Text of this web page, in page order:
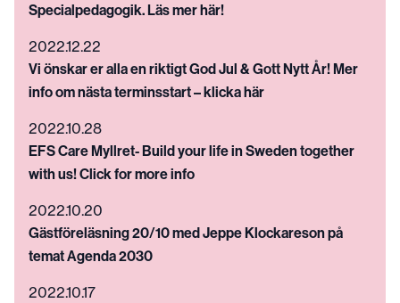
Specialpedagogik. Läs mer här!
2022.12.22
Vi önskar er alla en riktigt God Jul & Gott Nytt År! Mer
info om nästa terminsstart – klicka här
2022.10.28
EFS Care Myllret- Build your life in Sweden together
with us! Click for more info
2022.10.20
Gästföreläsning 20/10 med Jeppe Klockareson på
temat Agenda 2030
2022.10.17